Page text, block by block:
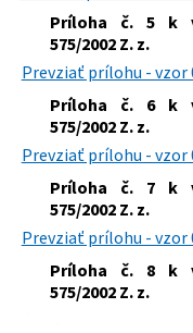
Príloha č. 5 k
575/2002 Z. z.
Prevziať prílohu - vzor
Príloha č. 6 k
575/2002 Z. z.
Prevziať prílohu - vzor
Príloha č. 7 k
575/2002 Z. z.
Prevziať prílohu - vzor
Príloha č. 8 k
575/2002 Z. z.